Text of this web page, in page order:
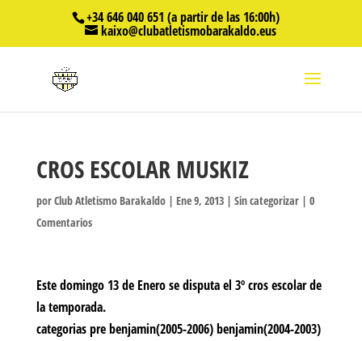
+34 646 040 651 (a partir de las 16:00h)
kaixo@clubatletismobarakaldo.eus
CROS ESCOLAR MUSKIZ
porClub Atletismo Barakaldo| Ene 9, 2013| Sin categorizar| 0
Comentarios
Este domingo 13 de Enero se disputa el 3º cros escolar de
la temporada.
categorias pre benjamin(2005-2006) benjamin(2004-2003)